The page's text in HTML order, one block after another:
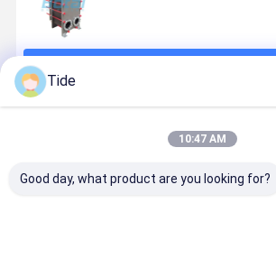
Prodotti Raccomandati
Tide
10:47 AM
Good day, what product are you looking for?